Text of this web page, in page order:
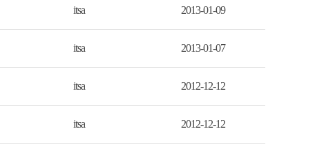
itsa 2013-01-09
itsa 2013-01-07
itsa 2012-12-12
itsa 2012-12-12